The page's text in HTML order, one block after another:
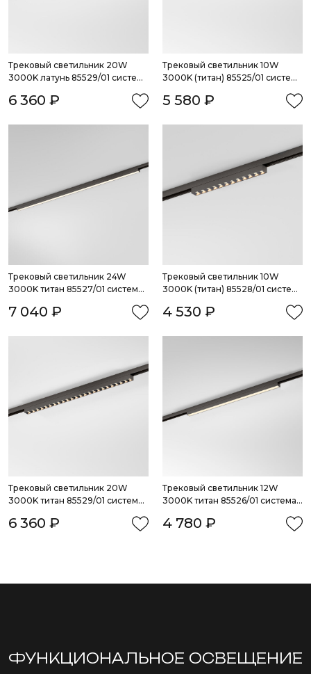
Трековый светильник 20W
3000K латунь 85529/01 система
6 360 ₽
Трековый светильник 10W
3000K (титан) 85525/01 система
5 580 ₽
Трековый светильник 24W
3000K титан 85527/01 система
7 040 ₽
Трековый светильник 10W
3000K (титан) 85528/01 система
4 530 ₽
Трековый светильник 20W
3000K титан 85529/01 система
6 360 ₽
Трековый светильник 12W
3000K титан 85526/01 система
4 780 ₽
ФУНКЦИОНА­ЛЬНОЕ ОСВЕЩЕНИЕ